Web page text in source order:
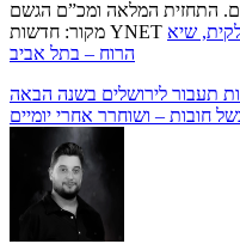
התחזית המלאה ומכ”ם הגשם
מקור: חדשות YNET שיא
הרוח – בתל אביב
תעבור לירושלים בשנה הבאה
חובות – ושוחרר אחרי יומיים